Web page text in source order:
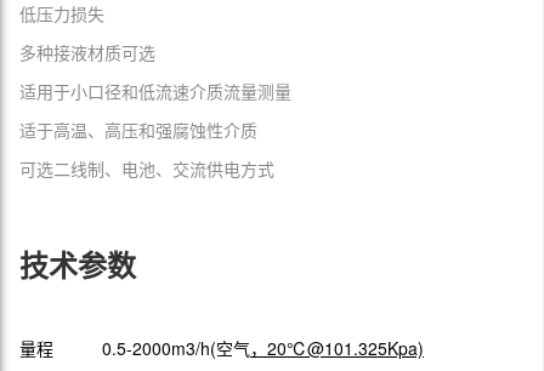
低压力损失
多种接液材质可选
适用于小口径和低流速介质流量测量
适于高温、高压和强腐蚀性介质
可选二线制、电池、交流供电方式
技术参数
量程 0.5-2000m3/h(空气，20℃@101.325Kpa)